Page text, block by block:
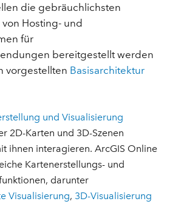
die gebräuchlichsten
Hosting- und
für
bereitgestellt werden
vorgestellten Basisarchitektur
und Visualisierung
2D-Karten und 3D-Szenen
ihnen interagieren. ArcGIS Online
Kartenerstellungs- und
darunter
Visualisierung, 3D-Visualisierung